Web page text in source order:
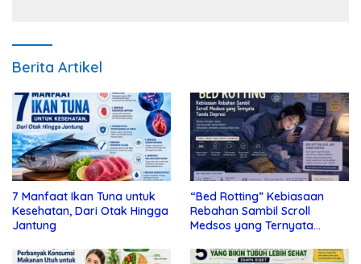
Berita Artikel
7 Manfaat Ikan Tuna untuk
Kesehatan, Dari Otak Hingga
Jantung
“Bed Rotting” Kebiasaan
Rebahan Sambil Scroll
Medsos yang Ternyata